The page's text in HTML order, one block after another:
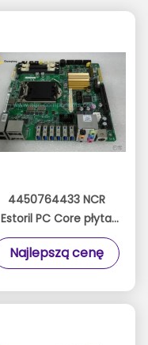
4450764433 NCR
Estoril PC Core płyta
główna Estoril Board
Misano445-0764433
4450772525 445-
Najlepszą cenę